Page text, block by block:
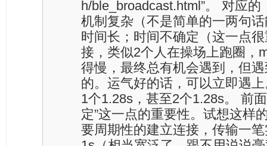
h/ble_broadcast.html”。 对应
机制复杂（不是简单的一两句
时间长；时间不确定（这一点
接，类似2个人在操场上跑圈，
得慢，最终总有机会遇到，但
的。运气好的话，可以立即遇
1个1.28s，甚至2个1.28s。 前
定”这一点的重要性。试想这样
要周期性的建立连接，传输一